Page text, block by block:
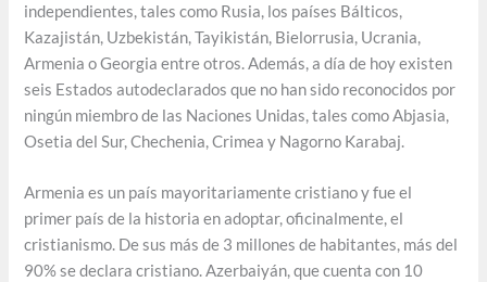
independientes, tales como Rusia, los países Bálticos,
Kazajistán, Uzbekistán, Tayikistán, Bielorrusia, Ucrania,
Armenia o Georgia entre otros. Además, a día de hoy existen
seis Estados autodeclarados que no han sido reconocidos por
ningún miembro de las Naciones Unidas, tales como Abjasia,
Osetia del Sur, Chechenia, Crimea y Nagorno Karabaj.
Armenia es un país mayoritariamente cristiano y fue el
primer país de la historia en adoptar, oficinalmente, el
cristianismo. De sus más de 3 millones de habitantes, más del
90% se declara cristiano. Azerbaiyán, que cuenta con 10